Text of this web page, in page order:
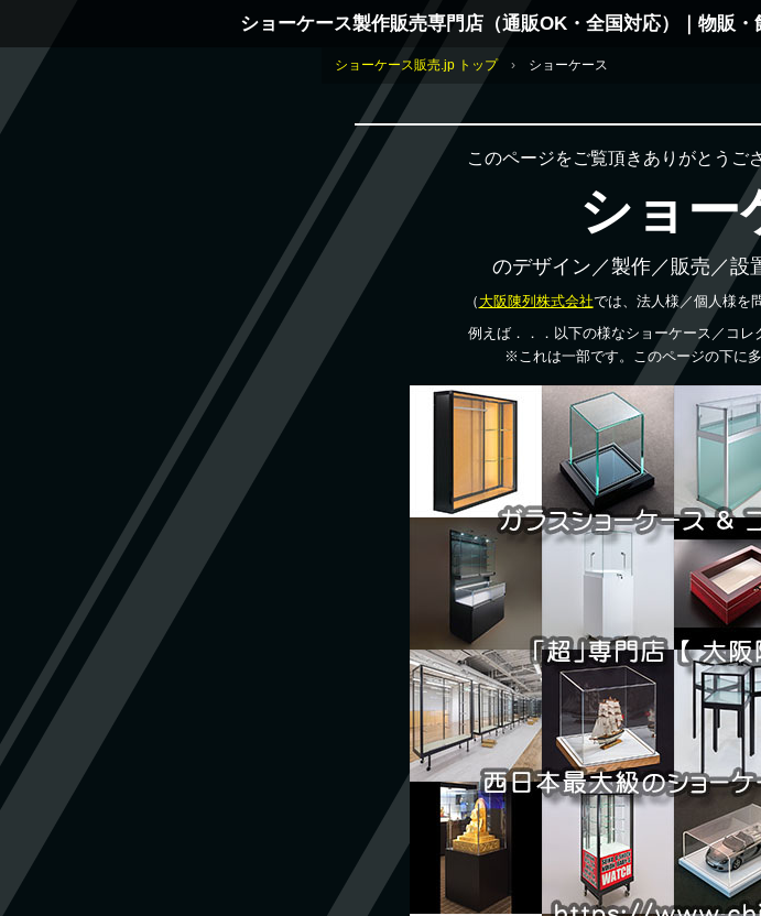
ショーケース製作販売専門店（通販OK・全国対応）｜物販
ショーケース販売.jp トップ ショーケース
このページをご覧頂きありがとう
ショー
のデザイン／製作／販売／設
（ 大阪陳列株式会社では、法人様／個人様を
例えば．．．以下の様なショーケース／コレ
※これは一部です。このページの下に